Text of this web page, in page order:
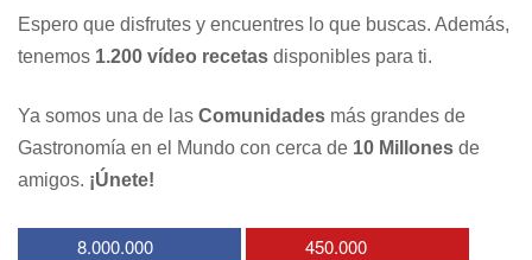
Espero que disfrutes y encuentres lo que buscas. Además,
tenemos 1.200 vídeo recetas disponibles para ti.
Ya somos una de las Comunidades más grandes de
Gastronomía en el Mundo con cerca de 10 Millones de
amigos. ¡Únete!
8.000.000
450.000